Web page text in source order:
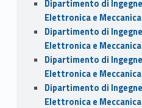
Dipartimento di
Elettronica e
Dipartimento di
Elettronica e
Dipartimento di
Elettronica e
Dipartimento di
Elettronica e